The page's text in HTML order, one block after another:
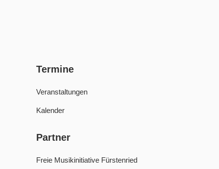
Termine
Veranstaltungen
Kalender
Partner
Freie Musikinitiative Fürstenried